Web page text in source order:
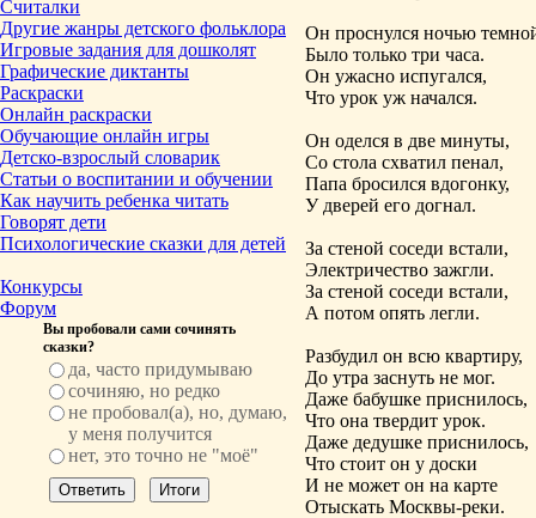
Считалки
Другие жанры детского фольклора
Игровые задания для дошколят
Графические диктанты
Раскраски
Онлайн раскраски
Обучающие онлайн игры
Детско-взрослый словарик
Статьи о воспитании и обучении
Как научить ребенка читать
Говорят дети
Психологические сказки для детей
Конкурсы
Форум
Вы пробовали сами сочинять
сказки?
да, часто придумываю
сочиняю, но редко
не пробовал(а), но, думаю,
у меня получится
нет, это точно не "моё"
Он проснулся ночью
Было только три часа.
Он ужасно испугался,
Что урок уж начался.
Он оделся в две минуты,
Со стола схватил пенал,
Папа бросился вдогонку,
У дверей его догнал.
За стеной соседи встали,
Электричество зажгли.
За стеной соседи встали,
А потом опять легли.
Разбудил он всю квартиру,
До утра заснуть не мог.
Даже бабушке приснилось,
Что она твердит урок.
Даже дедушке приснилось,
Что стоит он у доски
И не может он на карте
Отыскать Москвы-реки.